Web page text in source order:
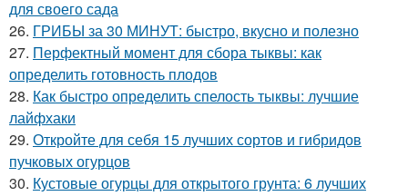
для своего сада
26. ГРИБЫ за 30 МИНУТ: быстро, вкусно и полезно
27. Перфектный момент для сбора тыквы: как
определить готовность плодов
28. Как быстро определить спелость тыквы: лучшие
лайфхаки
29. Откройте для себя 15 лучших сортов и гибридов
пучковых огурцов
30. Кустовые огурцы для открытого грунта: 6 лучших